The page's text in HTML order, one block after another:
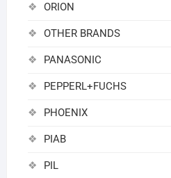
ORION
OTHER BRANDS
PANASONIC
PEPPERL+FUCHS
PHOENIX
PIAB
PIL